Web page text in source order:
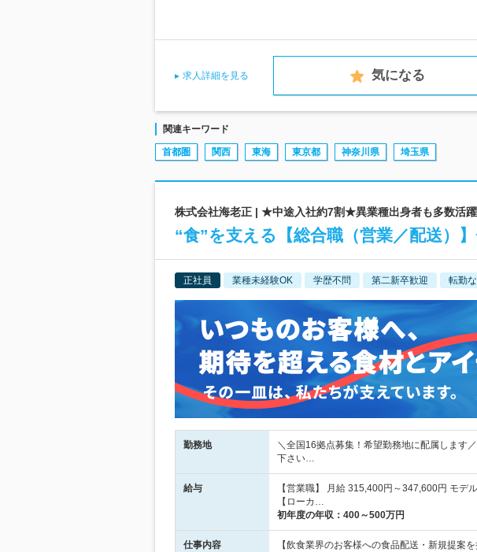
求人詳細を見る 気になる
関連キーワード
首都圏 関西 東海 東京都 神奈川県 埼玉県
株式会社海老正 | ★中途入社約7割★異業種出身者も多数活躍
“食”を支える【総合職（営業／配送）
正社員 業種未経験OK 学歴不問 第二新卒歓迎 転勤
勤務地
＼全国16拠点募集！希望勤務地に配属します
下さい…
給与
【営業職】 月給 315,400円～347,600円 モデ
【ローカ…
初年度の年収： 400～500万円
仕事内容
【飲食業界のお客様への食品配送・新規提案